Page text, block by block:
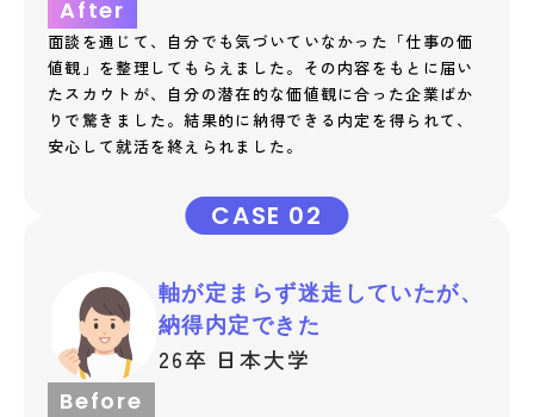
After
面談を通じて、自分でも気づいていなかった「仕事の価
値観」を整理してもらえました。その内容をもとに届い
たスカウトが、自分の潜在的な価値観に合った企業ばか
りで驚きました。結果的に納得できる内定を得られて、
安心して就活を終えられました。
CASE 02
軸が定まらず迷走していたが、
納得内定できた
26卒 日本大学
Before